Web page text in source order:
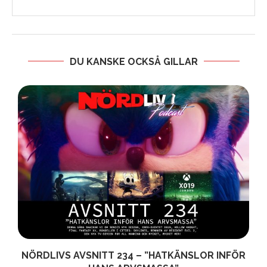
DU KANSKE OCKSÅ GILLAR
NÖRDLIVS AVSNITT 234 – ”HATKÄNSLOR INFÖR